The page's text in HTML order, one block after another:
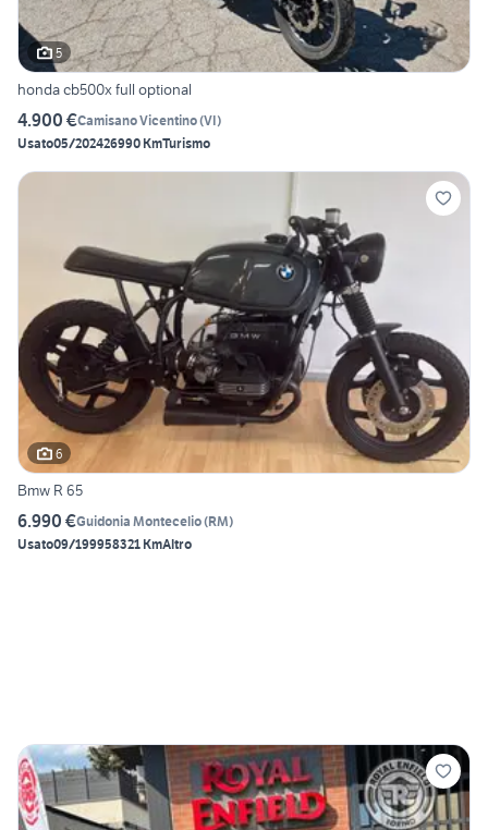
5
honda cb500x full optional
4.900 €Camisano Vicentino(VI)
Usato05/202426990 KmTurismo
6
Bmw R 65
6.990 €Guidonia Montecelio(RM)
Usato09/199958321 KmAltro